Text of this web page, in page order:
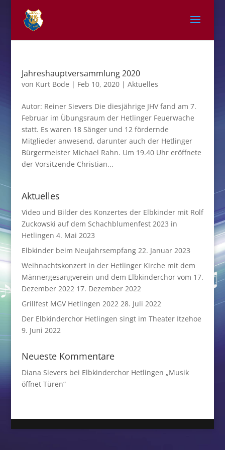
Jahreshauptversammlung 2020
von Kurt Bode | Feb 10, 2020| Aktuelles
Autor: Reiner Sievers Die diesjährige JHV fand am 7.
Februar im Übungsraum der Hetlinger Feuerwache
statt. Es waren 18 Sänger und 12 fördernde
Mitglieder anwesend, darunter auch der Hetlinger
Bürgermeister Michael Rahn. Um 19.40 Uhr eröffnete
der Vorsitzende Christian...
Aktuelles
Video und Bilder des Konzertes der Elbkinder mit Rolf
Zuckowski auf dem Schachblumenfest 2023 in
Hetlingen 4. Mai 2023
Elbkinder beim Neujahrsempfang 22. Januar 2023
Weihnachtskonzert in der Hetlinger Kirche mit dem
Männergesangverein und dem Elbkinderchor vom 17.
Dezember 2022 17. Dezember 2022
Grillfest MGV Hetlingen 2022 28. Juli 2022
Der Elbkinderchor Hetlingen singt im Theater Itzehoe
9. Juni 2022
Neueste Kommentare
Diana Sievers bei Elbkinderchor Hetlingen „Musik
öffnet Türen“